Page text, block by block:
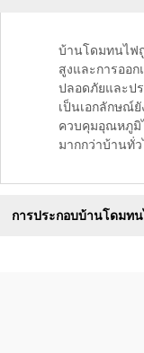
บ้านโดมทนไฟ
สูงและการออ
ปลอดภัยและป
เป็นเอกลักษณ์ยั
ควบคุมอุณหภูมิ
มากกว่าบ้านทั่ว
การประกอบบ้านโดมท